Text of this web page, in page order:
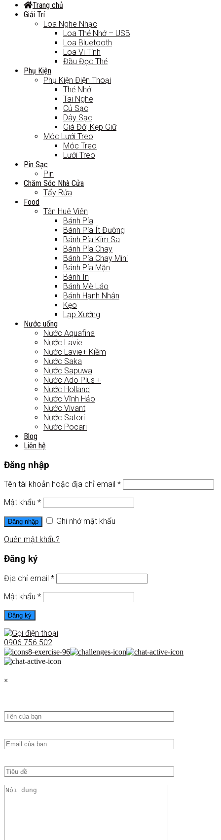
Trang chủ
Giải Trí
Loa Nghe Nhạc
Loa Thẻ Nhớ – USB
Loa Bluetooth
Loa Vi Tính
Đầu Đọc Thẻ
Phụ Kiện
Phụ Kiện Điện Thoại
Thẻ Nhớ
Tai Nghe
Củ Sạc
Dây Sạc
Giá Đỡ, Kẹp Giữ
Móc Lưới Treo
Móc Treo
Lưới Treo
Pin Sạc
Pin
Chăm Sóc Nhà Cửa
Tẩy Rửa
Food
Tân Huê Viên
Bánh Pía
Bánh Pía Ít Đường
Bánh Pía Kim Sa
Bánh Pía Chay
Bánh Pía Chay Mini
Bánh Pía Mặn
Bánh In
Bánh Mè Láo
Bánh Hạnh Nhân
Kẹo
Lạp Xưởng
Nước uống
Nước Aquafina
Nước Lavie
Nước Lavie+ Kiềm
Nước Saka
Nước Sapuwa
Nước Ado Plus +
Nước Holland
Nước Vĩnh Hảo
Nước Vivant
Nước Satori
Nước Pocari
Blog
Liên hệ
Đăng nhập
Tên tài khoản hoặc địa chỉ email *
Mật khẩu *
Đăng nhập
Ghi nhớ mật khẩu
Quên mật khẩu?
Đăng ký
Địa chỉ email *
Mật khẩu *
Đăng ký
0906 756 502
×